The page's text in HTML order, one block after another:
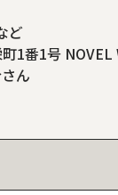
ど
1番1号
ん